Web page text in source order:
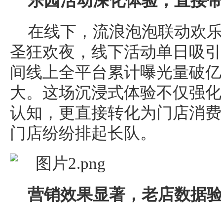
在线下，流浪泡泡联动欢
圣狂欢夜，线下活动单日吸
间线上全平台累计曝光量破
大。这场沉浸式体验不仅强
认知，更直接转化为门店消
门店纷纷排起长队。
营销效果显著，老店数据